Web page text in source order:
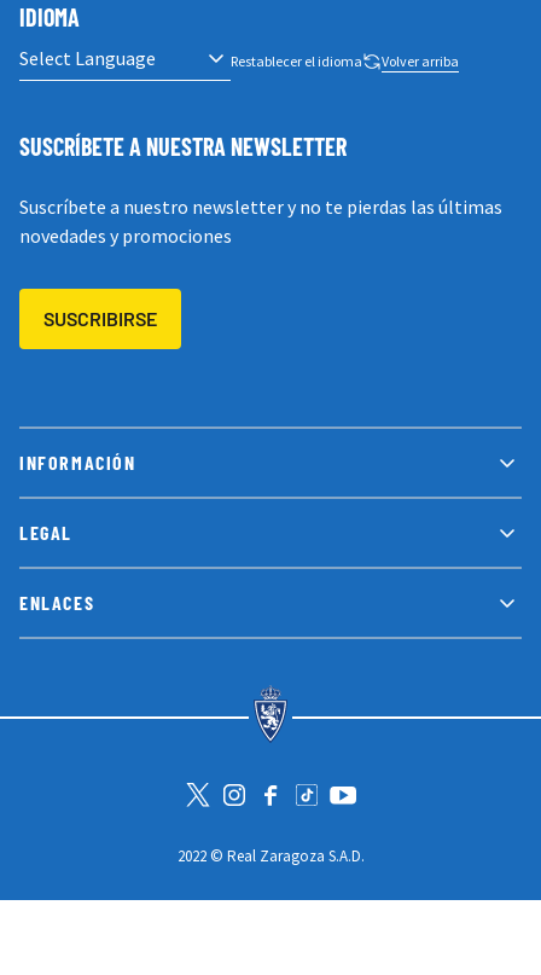
INFORMACIÓN
LEGAL
ENLACES
IDIOMA
Restablecer el idioma Volver arriba
SUSCRÍBETE A NUESTRA NEWSLETTER
Suscríbete a nuestro newsletter y no te pierdas las últimas
novedades y promociones
SUSCRIBIRSE
2022 © Real Zaragoza S.A.D.